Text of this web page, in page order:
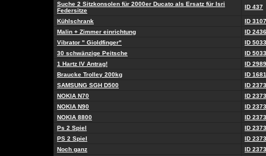
Suche 2 Sitzkonsolen für 2000er Ducato als Ersatz für Isri
Federsitze
ID 437
Kühlschrank
ID 3107
Malin + Zimmer einrichtung
ID 2436
Vibrator " Gioldfinger"
ID 5033
30 schwänzige Peitsche
ID 5033
1 Hartz IV Antrag!
ID 2989
Braucke Trolley 200kg
ID 1681
SAMSUNG SGH D500
ID 2373
NOKIA N70
ID 2373
NOKIA N90
ID 2373
NOKIA 8800
ID 2373
Ps 2 Spiel
ID 2373
PS 2 Spiel
ID 2373
Noch ganz
ID 2373